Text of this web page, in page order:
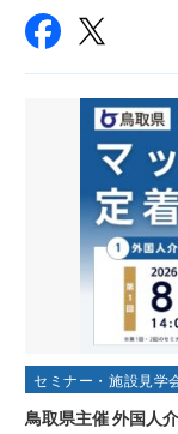
セミナー・施設見学
鳥取県主催 外国人